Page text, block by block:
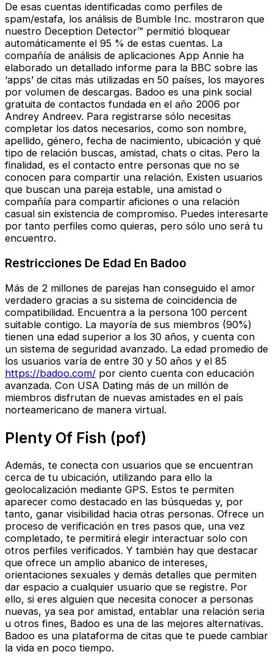
De esas cuentas identificadas como perfiles de
spam/estafa, los análisis de Bumble Inc. mostraron que
nuestro Deception Detector™ permitió bloquear
automáticamente el 95 % de estas cuentas. La
compañía de análisis de aplicaciones App Annie ha
elaborado un detallado informe para la BBC sobre las
‘apps’ de citas más utilizadas en 50 países, los mayores
por volumen de descargas. Badoo es una pink social
gratuita de contactos fundada en el año 2006 por
Andrey Andreev. Para registrarse sólo necesitas
completar los datos necesarios, como son nombre,
apellido, género, fecha de nacimiento, ubicación y qué
tipo de relación buscas, amistad, chats o citas. Pero la
finalidad, es el contacto entre personas que no se
conocen para compartir una relación. Existen usuarios
que buscan una pareja estable, una amistad o
compañía para compartir aficiones o una relación
casual sin existencia de compromiso. Puedes interesarte
por tanto perfiles como quieras, pero sólo uno será tu
encuentro.
Restricciones De Edad En Badoo
Más de 2 millones de parejas han conseguido el amor
verdadero gracias a su sistema de coincidencia de
compatibilidad. Encuentra a la persona 100 percent
suitable contigo. La mayoría de sus miembros (90%)
tienen una edad superior a los 30 años, y cuenta con
un sistema de seguridad avanzado. La edad promedio de
los usuarios varía de entre 30 y 50 años y el 85
https://badoo.com/ por ciento cuenta con educación
avanzada. Con USA Dating más de un millón de
miembros disfrutan de nuevas amistades en el país
norteamericano de manera virtual.
Plenty Of Fish (pof)
Además, te conecta con usuarios que se encuentran
cerca de tu ubicación, utilizando para ello la
geolocalización mediante GPS. Estos te permiten
aparecer como destacado en las búsquedas y, por
tanto, ganar visibilidad hacia otras personas. Ofrece un
proceso de verificación en tres pasos que, una vez
completado, te permitirá elegir interactuar solo con
otros perfiles verificados. Y también hay que destacar
que ofrece un amplio abanico de intereses,
orientaciones sexuales y demás detalles que permiten
dar espacio a cualquier usuario que se registre. Por
ello, si eres alguien que necesita conocer a personas
nuevas, ya sea por amistad, entablar una relación seria
u otros fines, Badoo es una de las mejores alternativas.
Badoo es una plataforma de citas que te puede cambiar
la vida en poco tiempo.